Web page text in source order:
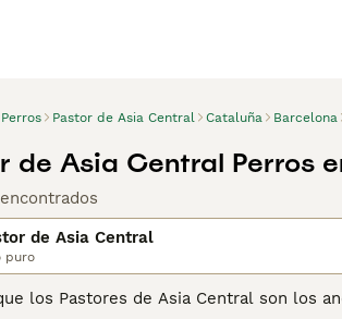
Perros Pastor de Asia Central Cataluña Barcelona
de Asia Central Perros
de Asia Central
puro
los Pastores de Asia Central son los